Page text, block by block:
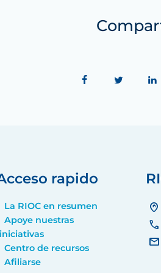
rapido
La RIOC en resumen
Apoye nuestras
iniciativas
Centro de recursos
Afiliarse
home_pin
call
mail